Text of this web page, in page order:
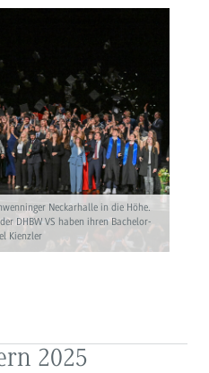
Neckarhalle in die Höhe.
DHBW VS haben ihren Bachelor-
Kienzler
2025